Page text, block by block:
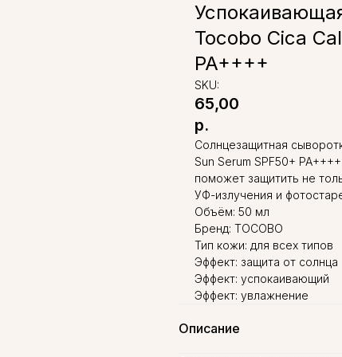
Tocobo Cica
PA++++
SKU:
65,00
р.
Солнцезащитная
Sun Serum SPF50+
поможет защитить не
УФ-излучения и
Объём: 50 мл
Бренд: TOCOBO
Тип кожи: для всех типов
Эффект: защита от солнца
Эффект: успокаивающий
Эффект: увлажнение
Описание